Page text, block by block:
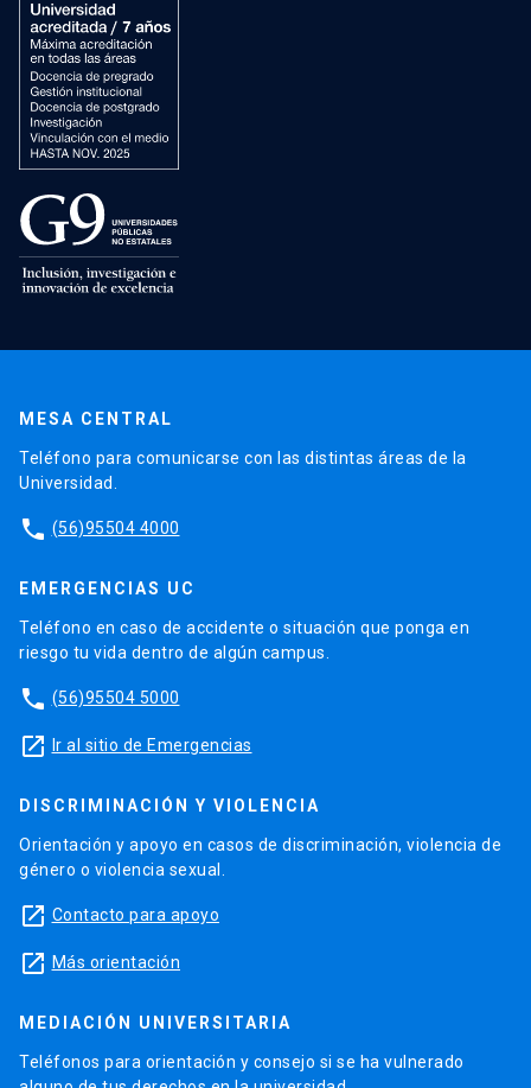
MESA CENTRAL
Teléfono para comunicarse con las distintas áreas de la
Universidad.
phone (56)95504 4000
EMERGENCIAS UC
Teléfono en caso de accidente o situación que ponga en
riesgo tu vida dentro de algún campus.
phone (56)95504 5000
launch Ir al sitio de Emergencias
DISCRIMINACIÓN Y VIOLENCIA
Orientación y apoyo en casos de discriminación, violencia de
género o violencia sexual.
launch Contacto para apoyo
launch Más orientación
MEDIACIÓN UNIVERSITARIA
Teléfonos para orientación y consejo si se ha vulnerado